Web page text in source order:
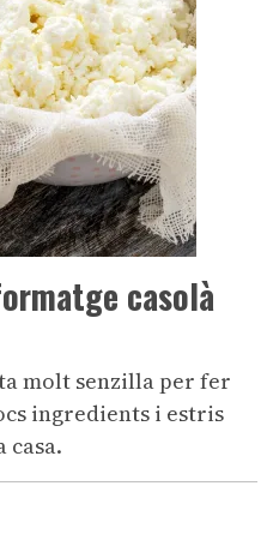
casolà
molt senzilla per fer
ingredients i estris
casa.